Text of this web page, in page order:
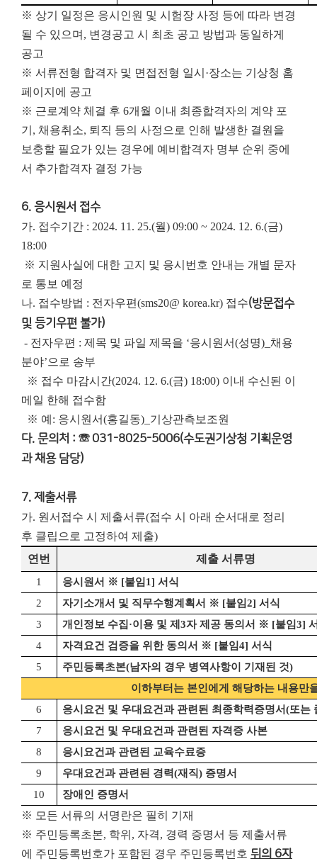
※ 상기 일정은 응시인원 및 시험장 사정 등에 따라 변경
될 수 있으며, 변경공고 시 최초 공고 방법과 동일하게
공고
※ 서류전형 합격자 및 면접전형 일시·장소는 기상청 홈
페이지에 공고
※ 근로계약 체결 후 6개월 이내 최종합격자의 계약 포
기, 채용취소, 퇴직 등의 사정으로 인해 발생한 결원을
보충할 필요가 있는 경우에 예비합격자 명부 순위 중에
서 추가합격자 결정 가능
6. 응시원서 접수
가. 접수기간 : 2024. 11. 25.(월) 09:00 ~ 2024. 12. 6.(금)
18:00
※ 지원사실에 대한 고지 및 응시번호 안내는 개별 문자
로 통보 예정
나. 접수방법 : 전자우편(sms20@ korea.kr) 접수(방문접수
및 등기우편 불가)
- 전자우편 : 제목 및 파일 제목을 ‘응시원서(성명)_채용
분야’으로 송부
※ 접수 마감시간(2024. 12. 6.(금) 18:00) 이내 수신된 이
메일 한해 접수함
※ 예: 응시원서(홍길동)_기상관측보조원
다. 문의처 : ☏ 031-8025-5006(수도권기상청 기획운영
과 채용 담당)
7. 제출서류
가. 원서접수 시 제출서류(접수 시 아래 순서대로 정리
후 클립으로 고정하여 제출)
연번
제출 서류명
1 응시원서 ※ [붙임1]서식
2
자기소개서 및 직무수행계획서 ※ [붙임2]서식
3
개인정보 수집·이용 및 제3자 제공 동의서 ※ [붙임3]
4
자격요건 검증을 위한 동의서 ※ [붙임4]서식
5
주민등록초본(남자의 경우 병역사항이 기재된 것)
이하부터는 본인에게 해당하는 내용만
6
응시요건 및 우대요건과 관련된 최종학력증명서(또는
7
응시요건 및 우대요건과 관련된 자격증 사본
8
응시요건과 관련된 교육수료증
9
우대요건과 관련된 경력(재직) 증명서
10
장애인 증명서
※ 모든 서류의 서명란은 필히 기재
※ 주민등록초본, 학위, 자격, 경력 증명서 등 제출서류
에 주민등록번호가 포함된 경우 주민등록번호 뒤의 6자